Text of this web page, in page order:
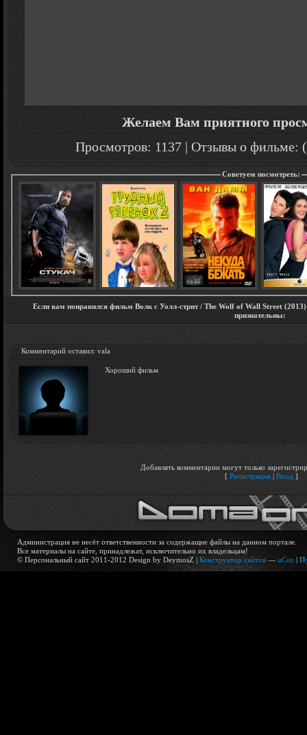
Желаем Вам приятного
Просмотров: 1137 | Отзывы о фильме:
Советуем посмотреть:
Если вам понравился фильм Волк с Уолл-стрит / The Wolf of Wall Street
признательны:
Комментарий оставил: vala
Хороший фильм
Добавлять комментарии могут только
[ Регистрация| Вход ]
Администрация не несёт ответственности за содержащие файлы на данном портале.
Все материалы на сайте, принадлежат, исключительно их владельцам!
© Персональный сайт 2011-2012 Design by DeymosZ | Конструктор сайтов — uCoz |